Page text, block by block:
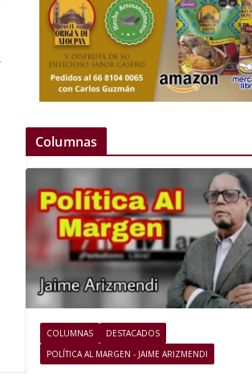
Columnas
COLUMNAS
DESTACADOS
POLÍTICA AL MARGEN - JAIME ARIZMENDI